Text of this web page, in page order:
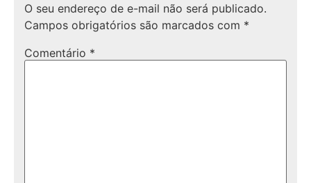
O seu endereço de e-mail não será publicado.
Campos obrigatórios são marcados com *
Comentário *